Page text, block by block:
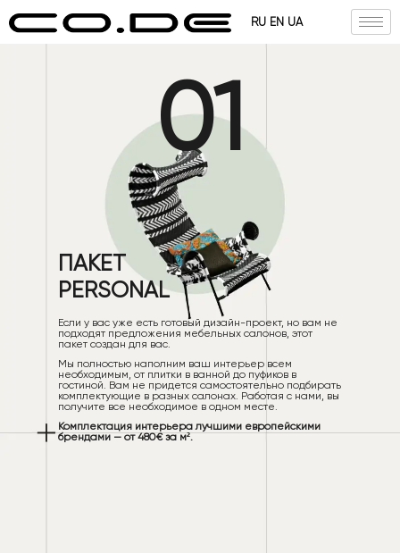
RU EN UA
01
ПАКЕТ
PERSONAL
Если у вас уже есть готовый дизайн-проект, но вам не
подходят предложения мебельных салонов, этот
пакет создан для вас.
Мы полностью наполним ваш интерьер всем
необходимым, от плитки в ванной до пуфиков в
гостиной. Вам не придется самостоятельно подбирать
комплектующие в разных салонах. Работая с нами, вы
получите все необходимое в одном месте.
Комплектация интерьера лучшими европейскими
брендами — от 480€ за м².